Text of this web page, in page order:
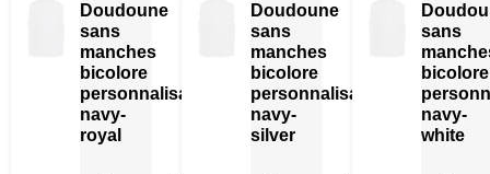
Doudoune
sans
manches
bicolore
personnalisable
navy-
royal
Doudoune
sans
manches
bicolore
personnalisable
navy-
silver
sans
bicolore
navy-
white